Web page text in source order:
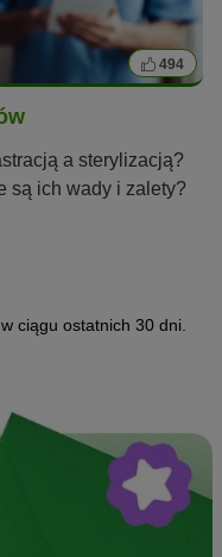
494
a sterylizacją?
są ich wady i zalety?
ciągu ostatnich 30 dni.